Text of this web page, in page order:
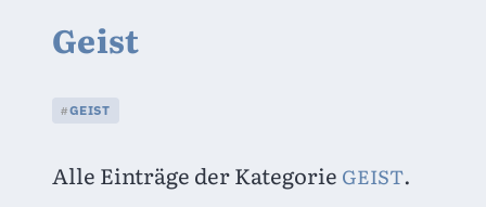
Geist
#GEIST
Alle Einträge der Kategorie GEIST.